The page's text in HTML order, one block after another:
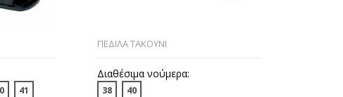
41
ΠΕΔΙΛΑ ΤΑΚΟΥΝΙ
Διαθέσιμα νούμερα:
38 40